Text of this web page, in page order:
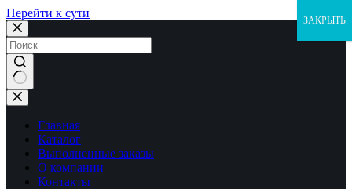
Перейти к сути
Ничего
не
найденоГлавная
Каталог
Выполненные заказы
О компании
Контакты
ЗАКРЫТЬ